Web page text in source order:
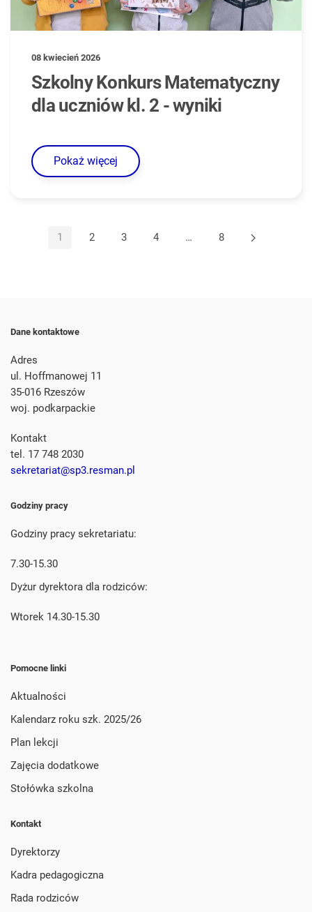
08 kwiecień 2026
Szkolny Konkurs Matematyczny
dla uczniów kl. 2 - wyniki
Pokaż więcej
1 2 3 4 … 8
Dane kontaktowe
Adres
ul. Hoffmanowej 11
35-016 Rzeszów
woj. podkarpackie
Kontakt
tel. 17 748 2030
sekretariat@sp3.resman.pl
Godziny pracy
Godziny pracy sekretariatu:
7.30-15.30
Dyżur dyrektora dla rodziców:
Wtorek 14.30-15.30
Pomocne linki
Aktualności
Kalendarz roku szk. 2025/26
Plan lekcji
Zajęcia dodatkowe
Stołówka szkolna
Kontakt
Dyrektorzy
Kadra pedagogiczna
Rada rodziców